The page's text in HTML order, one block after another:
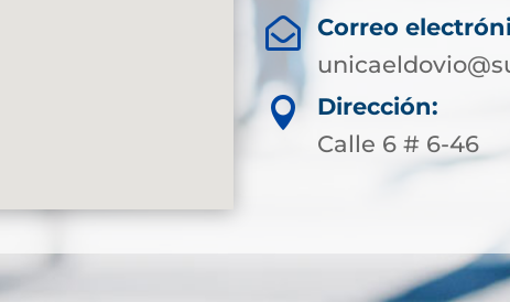

Correo

Dirección:
Calle 6 # 6-46